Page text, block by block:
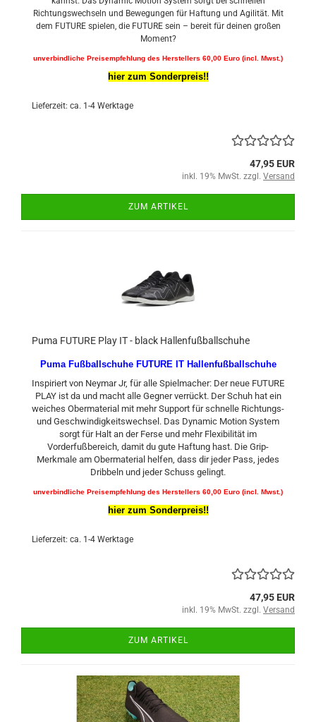
Richtungswechseln und Bewegungen für Haftung und Agilität. Mit
dem FUTURE spielen, die FUTURE sein – bereit für deinen großen
Moment?
unverbindliche Preisempfehlung des Herstellers 60,00 Euro (incl. Mwst.)
hier zum Sonderpreis!!
Lieferzeit: ca. 1-4 Werktage
47,95 EUR
inkl. 19% MwSt. zzgl. Versand
ZUM ARTIKEL
Puma FUTURE Play IT - black Hallenfußballschuhe
Puma Fußballschuhe FUTURE IT Hallenfußballschuhe
Inspiriert von Neymar Jr, für alle Spielmacher: Der neue FUTURE
PLAY ist da und macht alle Gegner verrückt. Der Schuh hat ein
weiches Obermaterial mit mehr Support für schnelle Richtungs-
und Geschwindigkeitswechsel. Das Dynamic Motion System
sorgt für Halt an der Ferse und mehr Flexibilität im
Vorderfußbereich, damit du gute Haftung hast. Die Grip-
Merkmale am Obermaterial helfen, dass dir jeder Pass, jedes
Dribbeln und jeder Schuss gelingt.
unverbindliche Preisempfehlung des Herstellers 60,00 Euro (incl. Mwst.)
hier zum Sonderpreis!!
Lieferzeit: ca. 1-4 Werktage
47,95 EUR
inkl. 19% MwSt. zzgl. Versand
ZUM ARTIKEL